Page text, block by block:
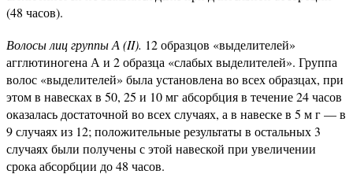
(48 часов).
Волосы лиц группы А (II). 12 образцов «выделителей»
агглютиногена А и 2 образца «слабых выделителей». Группа
волос «выделителей» была установлена во всех образцах, при
этом в навесках в 50, 25 и 10 мг абсорбция в течение 24 часов
оказалась достаточной во всех случаях, а в навеске в 5 м г — в
9 случаях из 12; положительные результаты в остальных 3
случаях были получены с этой навеской при увеличении
срока абсорбции до 48 часов.